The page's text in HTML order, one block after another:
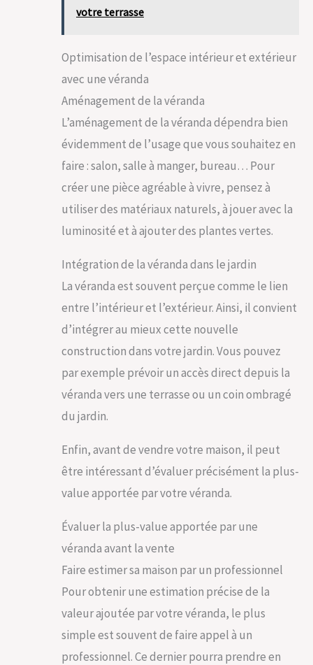
votre terrasse
Optimisation de l’espace intérieur et extérieur
avec une véranda
Aménagement de la véranda
L’aménagement de la véranda dépendra bien
évidemment de l’usage que vous souhaitez en
faire : salon, salle à manger, bureau… Pour
créer une pièce agréable à vivre, pensez à
utiliser des matériaux naturels, à jouer avec la
luminosité et à ajouter des plantes vertes.
Intégration de la véranda dans le jardin
La véranda est souvent perçue comme le lien
entre l’intérieur et l’extérieur. Ainsi, il convient
d’intégrer au mieux cette nouvelle
construction dans votre jardin. Vous pouvez
par exemple prévoir un accès direct depuis la
véranda vers une terrasse ou un coin ombragé
du jardin.
Enfin, avant de vendre votre maison, il peut
être intéressant d’évaluer précisément la plus-
value apportée par votre véranda.
Évaluer la plus-value apportée par une
véranda avant la vente
Faire estimer sa maison par un professionnel
Pour obtenir une estimation précise de la
valeur ajoutée par votre véranda, le plus
simple est souvent de faire appel à un
professionnel. Ce dernier pourra prendre en